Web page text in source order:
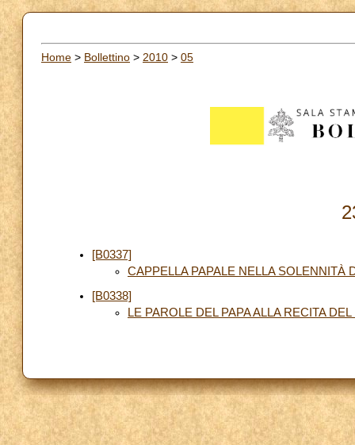
Home > Bollettino > 2010 > 05
[B0337]
CAPPELLA PAPALE NELLA SOLENNITÀ
[B0338]
LE PAROLE DEL PAPA ALLA RECITA